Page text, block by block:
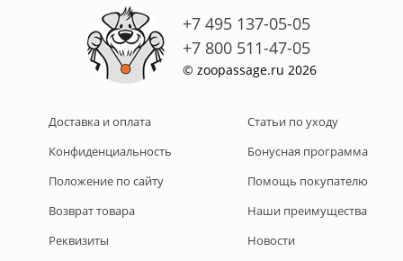
+7 495 137-05-05
+7 800 511-47-05
© zoopassage.ru 2026
Доставка и оплата
Конфиденциальность
Положение по сайту
Возврат товара
Реквизиты
Статьи по уходу
Бонусная программа
Помощь покупателю
Наши преимущества
Новости